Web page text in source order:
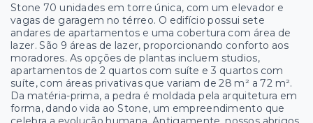
Stone 70 unidades em torre única, com um elevador e
vagas de garagem no térreo. O edifício possui sete
andares de apartamentos e uma cobertura com área de
lazer. São 9 áreas de lazer, proporcionando conforto aos
moradores. As opções de plantas incluem studios,
apartamentos de 2 quartos com suíte e 3 quartos com
suíte, com áreas privativas que variam de 28 m² a 72 m².
Da matéria-prima, a pedra é moldada pela arquitetura em
forma, dando vida ao Stone, um empreendimento que